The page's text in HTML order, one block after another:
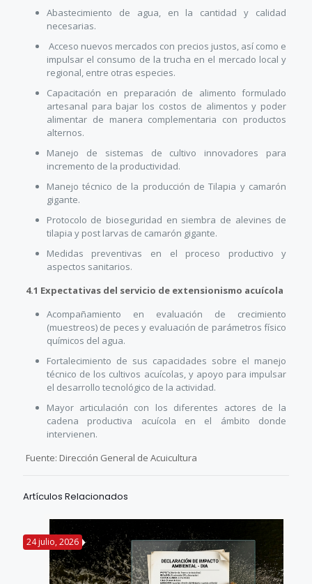
Abastecimiento de agua, en la cantidad y calidad
necesarias.
Acceso nuevos mercados con precios justos, así como e
impulsar el consumo de la trucha en el mercado local y
regional, entre otras especies.
Capacitación en preparación de alimento formulado
artesanal para bajar los costos de alimentos y poder
alimentar de manera complementaria con productos
alternos.
Manejo de sistemas de cultivo innovadores para
incremento de la productividad.
Manejo técnico de la producción de Tilapia y camarón
gigante.
Protocolo de bioseguridad en siembra de alevines de
tilapia y post larvas de camarón gigante.
Medidas preventivas en el proceso productivo y
aspectos sanitarios.
4.1 Expectativas del servicio de extensionismo acuícola
Acompañamiento en evaluación de crecimiento
(muestreos) de peces y evaluación de parámetros físico
químicos del agua.
Fortalecimiento de sus capacidades sobre el manejo
técnico de los cultivos acuícolas, y apoyo para impulsar
el desarrollo tecnológico de la actividad.
Mayor articulación con los diferentes actores de la
cadena productiva acuícola en el ámbito donde
intervienen.
Fuente: Dirección General de Acuicultura
Artículos Relacionados
24 julio, 2026